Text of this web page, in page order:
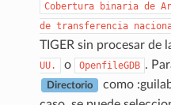
Cobertura binaria de
de transferencia
TIGER sin procesar de
UU.
o OpenfileGDB .
Directorio
como